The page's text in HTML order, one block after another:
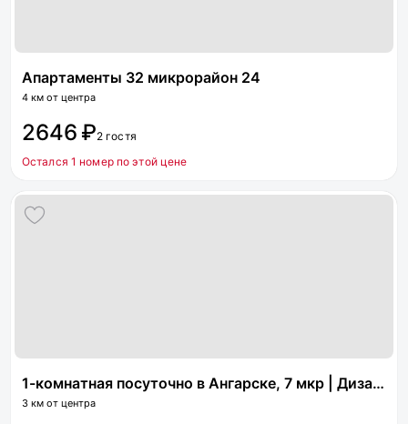
Апартаменты 32 микрорайон 24
4 км от центра
2646 ₽2 гостя
Остался 1 номер по этой цене
1-комнатная посуточно в Ангарске, 7 мкр | Дизайн-интерьер | Бесконтактное заселение 24/7 | Отчётные документы для командировочных
3 км от центра